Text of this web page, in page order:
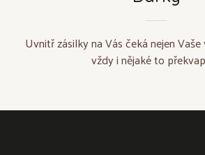
Uvnitř zásilky na Vás čeká nejen
vždy i nějaké to